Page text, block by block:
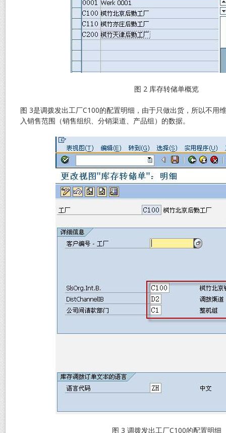
图 2 库存转储单概览
图 3是调拨发出工厂C100的配置明细，由于只做出货，所以不用
入销售范围（销售组织、分销渠道、产品组）的数据。
图 3 调拨发出工厂C100的配置明细